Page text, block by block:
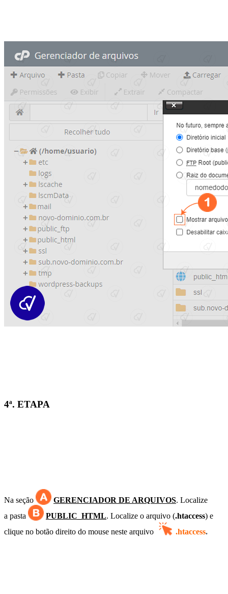
4ª. ETAPA
Na seção GERENCIADOR DE ARQUIVOS. Localize
a pasta PUBLIC_HTML. Localize o arquivo (.htaccess) e
clique no botão direito do mouse neste arquivo .htaccess.